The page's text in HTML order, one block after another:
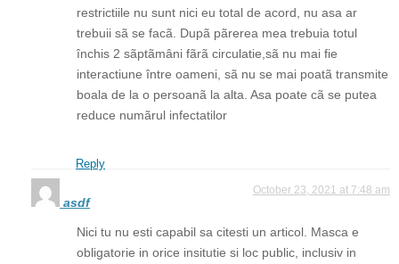
restrictiile nu sunt nici eu total de acord, nu asa ar
trebuii sã se facã. Dupã pãrerea mea trebuia totul
închis 2 sãptãmâni fãrã circulatie,sã nu mai fie
interactiune între oameni, sã nu se mai poatã transmite
boala de la o persoanã la alta. Asa poate cã se putea
reduce numãrul infectatilor
Reply
asdf
October 23, 2021 at 7:48 am
Nici tu nu esti capabil sa citesti un articol. Masca e
obligatorie in orice insitutie si loc public, inclusiv in